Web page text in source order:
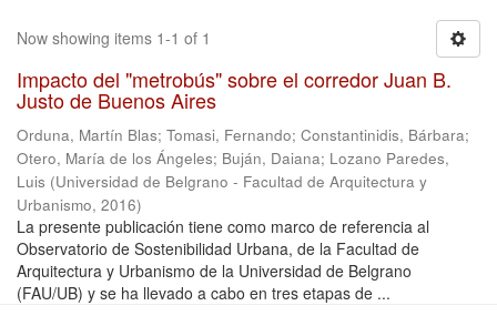
Now showing items 1-1 of 1
Impacto del "metrobús" sobre el corredor Juan B.
Justo de Buenos Aires
Orduna, Martín Blas; Tomasi, Fernando; Constantinidis, Bárbara;
Otero, María de los Ángeles; Buján, Daiana; Lozano Paredes,
Luis (Universidad de Belgrano - Facultad de Arquitectura y
Urbanismo, 2016)
La presente publicación tiene como marco de referencia al
Observatorio de Sostenibilidad Urbana, de la Facultad de
Arquitectura y Urbanismo de la Universidad de Belgrano
(FAU/UB) y se ha llevado a cabo en tres etapas de ...